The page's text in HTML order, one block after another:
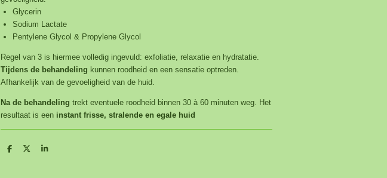
Glycerin
Sodium Lactate
Pentylene Glycol & Propylene Glycol
Regel van 3 is hiermee volledig ingevuld: exfoliatie, relaxatie en hydratatie.
Tijdens de behandeling kunnen roodheid en een sensatie optreden.
Afhankelijk van de gevoeligheid van de huid.
Na de behandeling trekt eventuele roodheid binnen 30 à 60 minuten weg. Het
resultaat is een instant frisse, stralende en egale huid
D
D
S